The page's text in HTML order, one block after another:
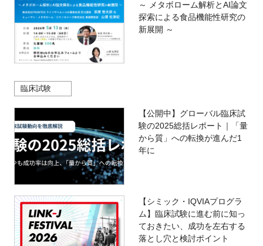
～ メタボローム解析とAI論文
探索による食品機能性研究の
新展開 ～
臨床試験
【公開中】グローバル臨床試
験の2025総括レポート｜「量
から質」への転換が進んだ1
年に
【シミック・IQVIAプログラ
ム】臨床試験に進む前に知っ
ておきたい、成功を左右する
落とし穴と検討ポイント